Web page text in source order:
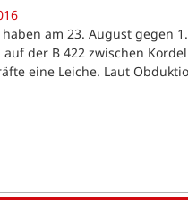
am 23. August gegen
auf der B 422 zwischen
eine Leiche. Laut